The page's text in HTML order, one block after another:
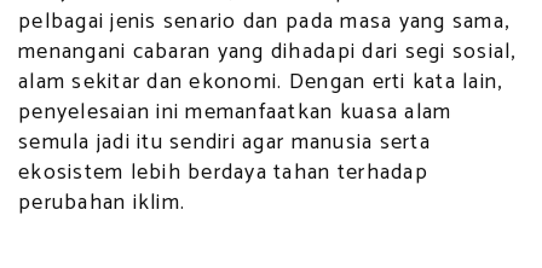
pelbagai jenis senario dan pada masa yang sama,
menangani cabaran yang dihadapi dari segi sosial,
alam sekitar dan ekonomi. Dengan erti kata lain,
penyelesaian ini memanfaatkan kuasa alam
semula jadi itu sendiri agar manusia serta
ekosistem lebih berdaya tahan terhadap
perubahan iklim.